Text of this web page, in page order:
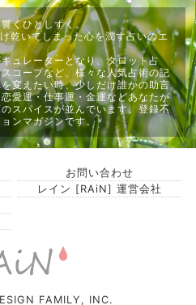
くひとしずく。
乾いてしまった心を潤す占いのエ
ュレーターとなり、タロット占
コープなど、様々な人気占術の記
変えたい時、少しだけ誰かの助言
愛運・仕事運・金運などあなたが
スパイスが並んでいます。登録不
ンマガジンです。
お問い合わせ
レイン [RAiN] 運営会社
FAMILY, INC.